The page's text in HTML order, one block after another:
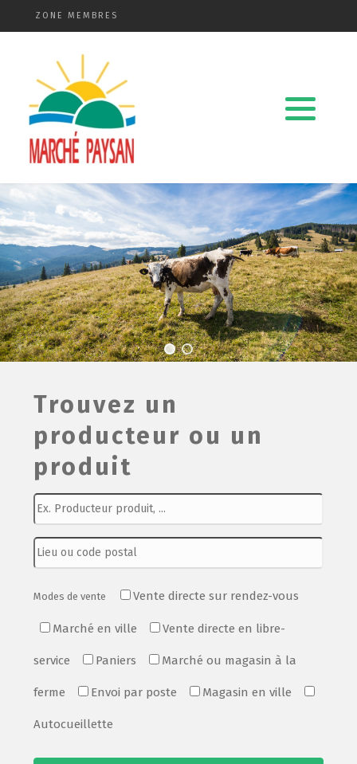
ZONE MEMBRES
Trouvez un
producteur ou un
produit
Modes de vente Vente directe sur rendez-vous
Marché en ville Vente directe en libre-
service Paniers Marché ou magasin à la
ferme Envoi par poste Magasin en ville
Autocueillette
Qui sommes-nous ?
La charte
Le comité
Le matériel membres
Devenir membre
Revue de presse
Guide de la vente directe
Film de présentation
Fête Marché Paysan